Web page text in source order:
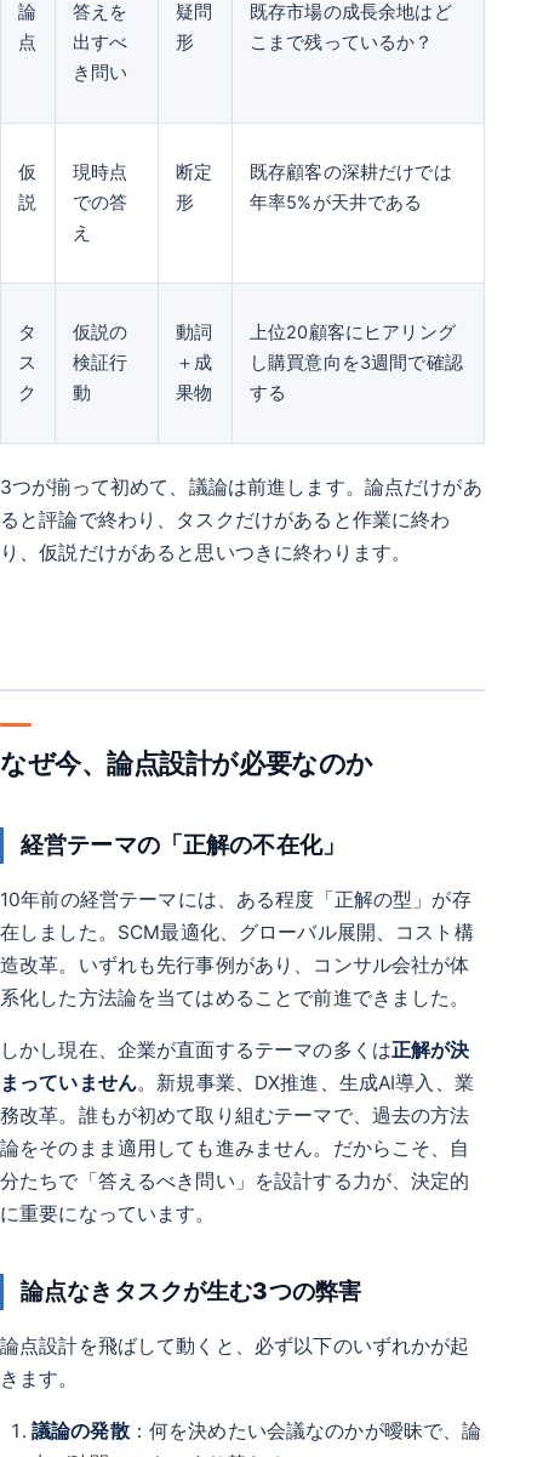
論
点
答えを
出すべ
き問い
疑問
形
既存市場の成長余地はど
こまで残っているか？
仮
説
現時点
での答
え
断定
形
既存顧客の深耕だけでは
年率5%が天井である
タ
ス
ク
仮説の
検証行
動
動詞
＋成
果物
上位20顧客にヒアリング
し購買意向を3週間で確認
する
3つが揃って初めて、議論は前進します。論点だけがあ
ると評論で終わり、タスクだけがあると作業に終わ
り、仮説だけがあると思いつきに終わります。
なぜ今、論点設計が必要なのか
経営テーマの「正解の不在化」
10年前の経営テーマには、ある程度「正解の型」が存
在しました。SCM最適化、グローバル展開、コスト構
造改革。いずれも先行事例があり、コンサル会社が体
系化した方法論を当てはめることで前進できました。
しかし現在、企業が直面するテーマの多くは正解が決
まっていません。新規事業、DX推進、生成AI導入、業
務改革。誰もが初めて取り組むテーマで、過去の方法
論をそのまま適用しても進みません。だからこそ、自
分たちで「答えるべき問い」を設計する力が、決定的
に重要になっています。
論点なきタスクが生む3つの弊害
論点設計を飛ばして動くと、必ず以下のいずれかが起
きます。
議論の発散：何を決めたい会議なのかが曖昧で、論